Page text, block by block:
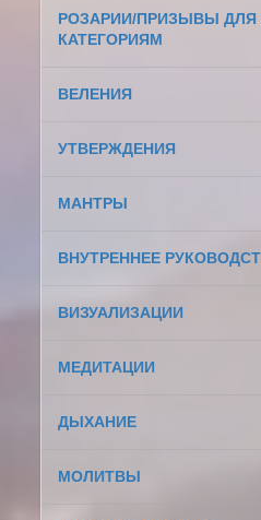
РОЗАРИИ/ПРИЗЫВЫ ДЛЯ
КАТЕГОРИЯМ
ВЕЛЕНИЯ
УТВЕРЖДЕНИЯ
МАНТРЫ
ВНУТРЕННЕЕ
ВИЗУАЛИЗАЦИИ
МЕДИТАЦИИ
ДЫХАНИЕ
МОЛИТВЫ